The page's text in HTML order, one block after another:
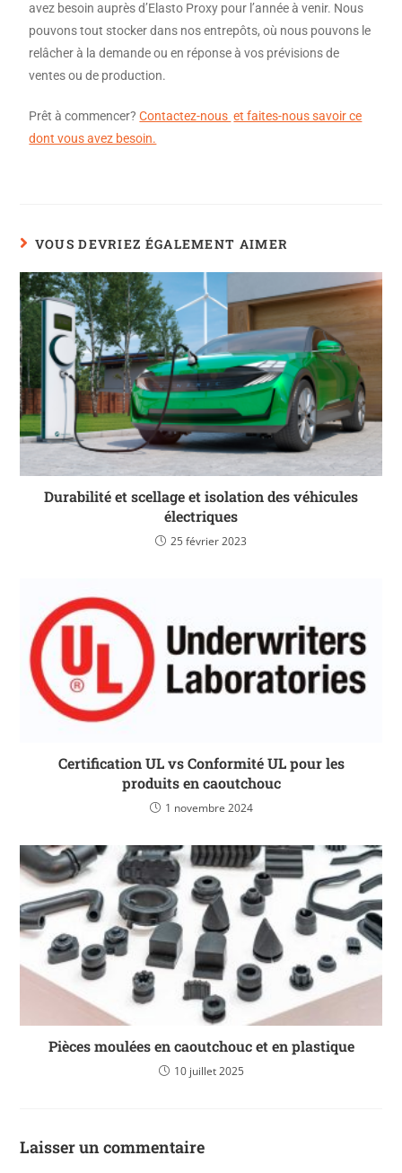
avez besoin auprès d’Elasto Proxy pour l’année à venir. Nous
pouvons tout stocker dans nos entrepôts, où nous pouvons le
relâcher à la demande ou en réponse à vos prévisions de
ventes ou de production.
Prêt à commencer?Contactez-nous et faites-nous savoir ce
dont vous avez besoin.
VOUS DEVRIEZ ÉGALEMENT AIMER
Durabilité et scellage et isolation des véhicules
électriques
25 février 2023
Certification UL vs Conformité UL pour les
produits en caoutchouc
1 novembre 2024
Pièces moulées en caoutchouc et en plastique
10 juillet 2025
Laisser un commentaire